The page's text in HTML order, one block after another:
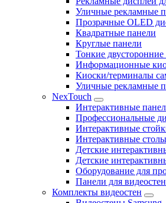
Уличные рекламные
Прозрачные OLED
Квадратные панели
Круглые панели
Тонкие
Информационные
Киоски/терминалы
Уличные рекламные
NexTouch
Интерактивные
Профессиональные
Интерактивные
Интерактивные
Детские
Детские
Оборудование для
Панели для
Комплекты видеостен